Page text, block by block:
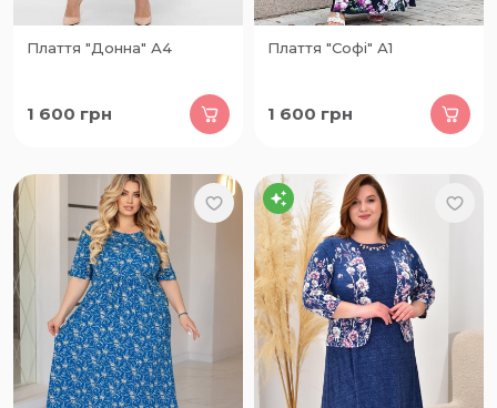
Плаття "Донна" А4
1 600 грн
Плаття "Софі" А1
1 600 грн